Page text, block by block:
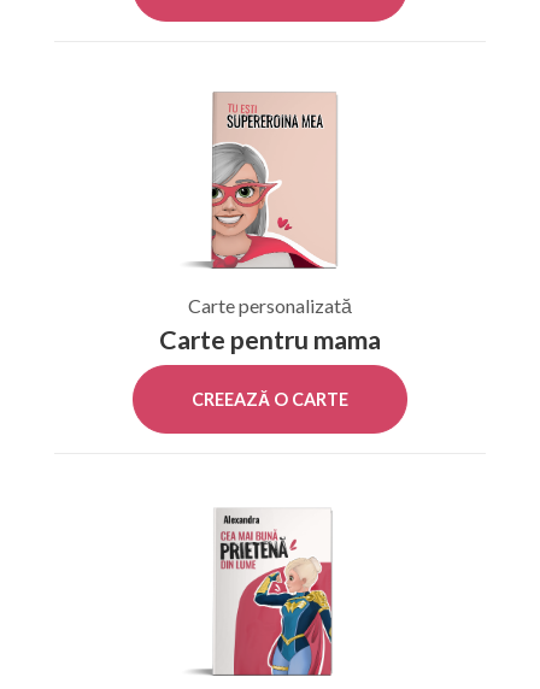
Carte personalizată
Carte pentru mama
CREEAZĂ O CARTE